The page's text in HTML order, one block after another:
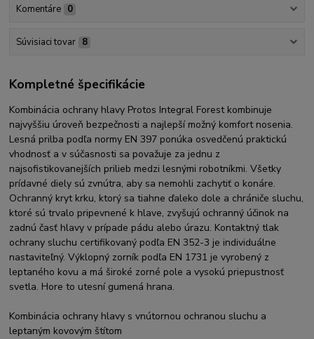
Komentáre 0
Súvisiaci tovar 8
Kompletné špecifikácie
Kombinácia ochrany hlavy Protos Integral Forest kombinuje
najvyššiu úroveň bezpečnosti a najlepší možný komfort nosenia.
Lesná prilba podľa normy EN 397 ponúka osvedčenú praktickú
vhodnosť a v súčasnosti sa považuje za jednu z
najsofistikovanejších prilieb medzi lesnými robotníkmi. Všetky
prídavné diely sú zvnútra, aby sa nemohli zachytiť o konáre.
Ochranný kryt krku, ktorý sa tiahne ďaleko dole a chrániče sluchu,
ktoré sú trvalo pripevnené k hlave, zvyšujú ochranný účinok na
zadnú časť hlavy v prípade pádu alebo úrazu. Kontaktný tlak
ochrany sluchu certifikovaný podľa EN 352-3 je individuálne
nastaviteľný. Výklopný zorník podľa EN 1731 je vyrobený z
leptaného kovu a má široké zorné pole a vysokú priepustnosť
svetla. Hore to utesní gumená hrana.
Kombinácia ochrany hlavy s vnútornou ochranou sluchu a
leptaným kovovým štítom